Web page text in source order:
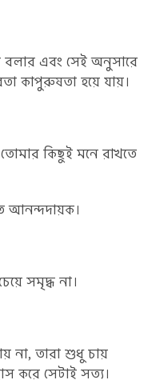
এবং সেই অনুসারে
কাপুরুষতা হয়ে যায়।
কিছুই মনে রাখতে
আনন্দদায়ক।
সমৃদ্ধ না।
না, তারা শুধু চায়
করে সেটাই সত্য।